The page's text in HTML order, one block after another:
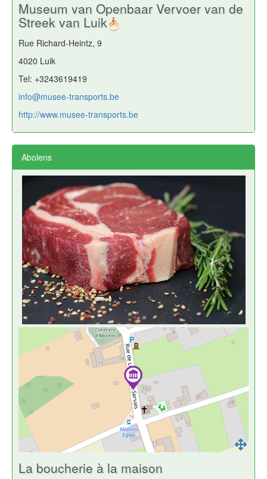
Museum van Openbaar Vervoer van de
Streek van Luik
Rue Richard-Heintz, 9
4020 Luik
Tel: +3243619419
info@musee-transports.be
http://www.musee-transports.be
Abolens
La boucherie à la maison